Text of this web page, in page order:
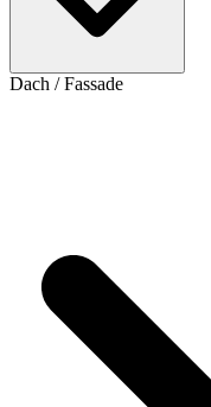
Dach / Fassade